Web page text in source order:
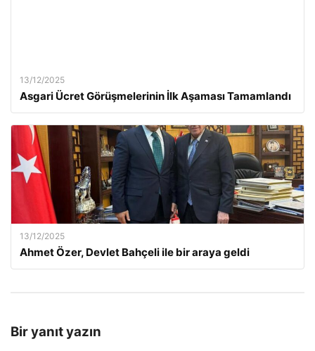
13/12/2025
Asgari Ücret Görüşmelerinin İlk Aşaması Tamamlandı
13/12/2025
Ahmet Özer, Devlet Bahçeli ile bir araya geldi
Bir yanıt yazın